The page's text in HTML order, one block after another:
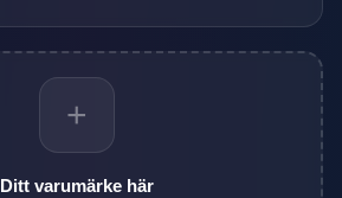
+
Ditt varumärke här